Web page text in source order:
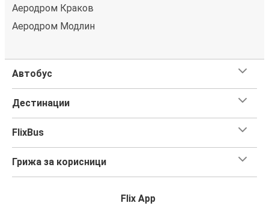
Аеродром Краков
Аеродром Модлин
Автобус
Дестинации
FlixBus
Грижа за корисници
Flix App